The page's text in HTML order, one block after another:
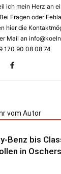
ich mein Herz an
Fragen oder
hier die
Mail an
170 90 08 08 74
vom Autor
Benz bis
in